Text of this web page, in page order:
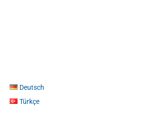
Deutsch
Türkçe